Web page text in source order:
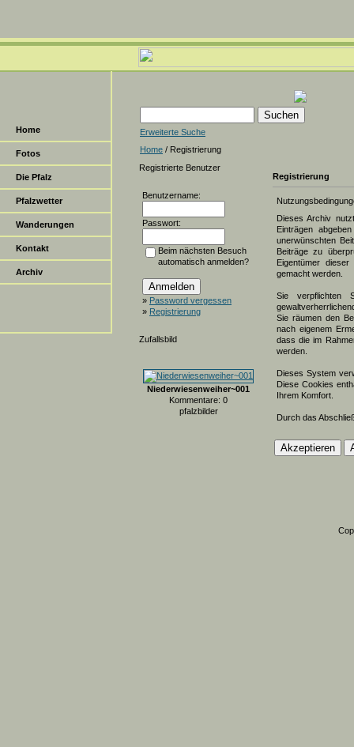
Home
Fotos
Die Pfalz
Pfalzwetter
Wanderungen
Kontakt
Archiv
Erweiterte Suche
Home / Registrierung
Registrierte Benutzer
Benutzername:
Passwort:
Beim nächsten Besuch
automatisch anmelden?
» Password vergessen
» Registrierung
Zufallsbild
Niederwiesenweiher~001
Kommentare: 0
pfalzbilder
Registrierung
Dieses Archiv
Einträgen
unerwünschten
Beiträge zu
Eigentümer
gemacht werden.
Sie verpflichten
Sie räumen den
nach eigenem
dass die im
werden.
Dieses System
Diese Cookies
Ihrem Komfort.
Durch das